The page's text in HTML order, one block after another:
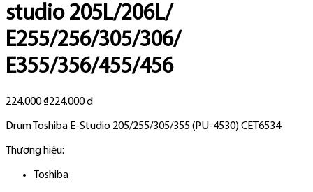
studio 205L/206L/
E255/256/305/306/
E355/356/455/456
224.000 ₫224.000 đ
Drum Toshiba E-Studio 205/255/305/355 (PU-4530) CET6534
Thương hiệu:
Toshiba